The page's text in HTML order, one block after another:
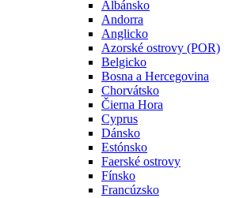
Albánsko
Andorra
Anglicko
Azorské ostrovy (POR)
Belgicko
Bosna a Hercegovina
Chorvátsko
Čierna Hora
Cyprus
Dánsko
Estónsko
Faerské ostrovy
Fínsko
Francúzsko